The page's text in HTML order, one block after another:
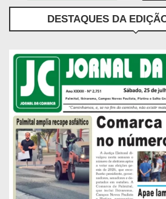
DESTAQUES DA